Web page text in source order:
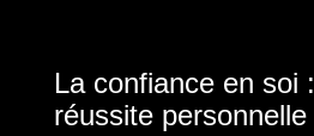
La confiance en soi
réussite personnelle